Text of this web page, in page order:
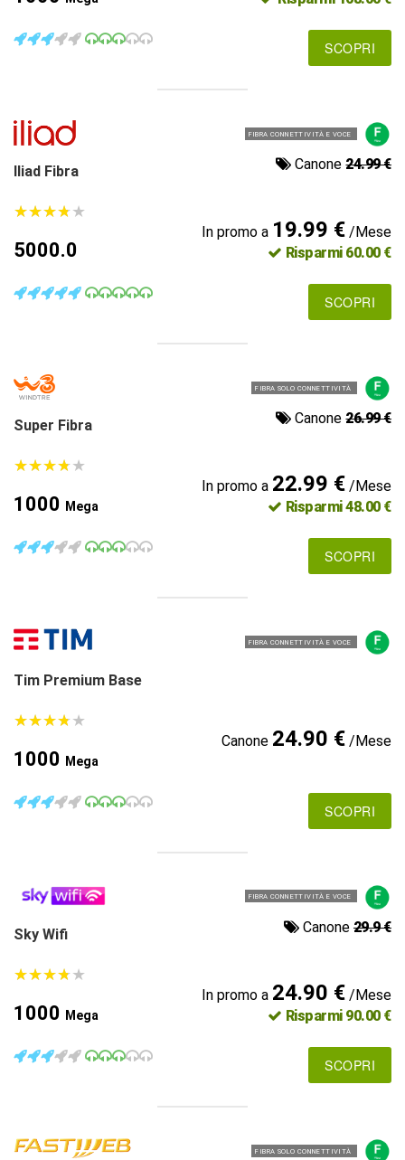
SCOPRI
FIBRA CONNETTIVITÀ E VOCE
Iliad Fibra Canone24.99 €
★★★★★
★★★★★
5000.0
In promo a 19.99 €/Mese
Risparmi 60.00 €
SCOPRI
FIBRA SOLO CONNETTIVITÀ
Super Fibra Canone26.99 €
★★★★★
★★★★★
1000 Mega
In promo a 22.99 €/Mese
Risparmi 48.00 €
SCOPRI
FIBRA CONNETTIVITÀ E VOCE
Tim Premium Base
★★★★★
★★★★★
1000 Mega
Canone 24.90 €/Mese
SCOPRI
FIBRA CONNETTIVITÀ E VOCE
Sky Wifi Canone 29.9 €
★★★★★
★★★★★
1000 Mega
In promo a 24.90 €/Mese
Risparmi 90.00 €
SCOPRI
FIBRA SOLO CONNETTIVITÀ